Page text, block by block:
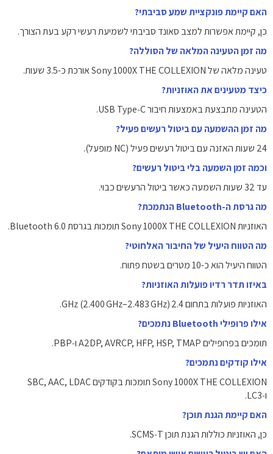
האם קיימת פונקציית שמע סביבתי?
כן, קיימת אפשרות למצב סאונד סביבתי לשמיעת רעשי רקע בעת הצורך.
מה זמן הטעינה המלאה של הסוללה?
טעינה מלאה של Sony 1000X THE COLLEXION אורכת כ-3.5 שעות.
כיצד מטעינים את האוזניות?
הטעינה מתבצעת באמצעות חיבור USB Type‑C.
מה זמן ההשמעה עם ביטול רעשים פעיל?
24 שעות האזנה עם ביטול רעשים פעיל (NC מופעל).
וכמה זמן השמעה בלי ביטול רעשים?
עד 32 שעות השמעה כאשר ביטול הרעשים כבוי.
מה גרסת ה-Bluetooth הנתמכת?
האוזניות Sony 1000X THE COLLEXION תומכות בגרסת Bluetooth 6.0.
מה הטווח היעיל של החיבור האלחוטי?
הטווח היעיל הוא כ-10 מטרים בשטח פתוח.
באיזו תדר רדיו פועלות האוזניות?
האוזניות פועלות בתחום 2.4 GHz (2.400 GHz–2.483 GHz).
אילו פרופילי Bluetooth נתמכים?
תומכים בפרופילים A2DP, AVRCP, HFP, HSP, TMAP ו‑PBP.
אילו קודקים נתמכים?
Sony 1000X THE COLLEXION תומכות בקודקים SBC, AAC, LDAC
ו‑LC3.
האם קיימת הגנת תוכן?
כן, האוזניות כוללות הגנת תוכן SCMS‑T.